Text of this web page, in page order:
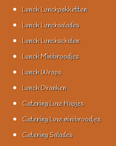
Lunch Lunchpakketten
Lunch Lunchsalades
Lunch Lunchschalen
Lunch Minibroodjes
Lunch Wraps
Lunch Dranken
Catering Luxe Hapjes
Catering Luxe minibroodjes
Catering Salades